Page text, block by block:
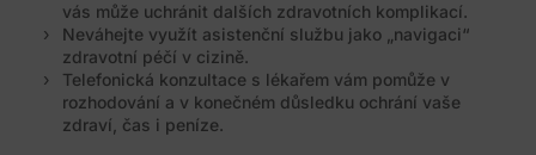
vás může uchránit dalších zdravotních komplikací.
Neváhejte využít asistenční službu jako „navigaci“
zdravotní péčí v cizině.
Telefonická konzultace s lékařem vám pomůže v
rozhodování a v konečném důsledku ochrání vaše
zdraví, čas i peníze.